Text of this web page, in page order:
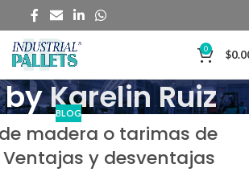
0 $
byKarelin Ruiz
BLOG
madera o tarimas de
y desventajas